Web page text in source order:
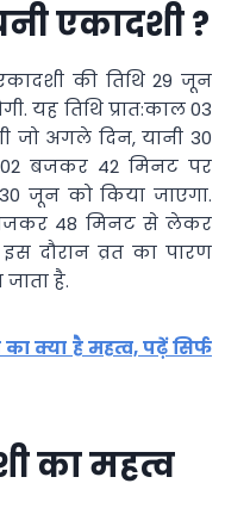
एकादशी ?
की तिथि 29 जून
यह तिथि प्रात:काल 03
जो अगले दिन, यानी 30
बजकर 42 मिनट पर
30 जून को किया जाएगा.
48 मिनट से लेकर
दौरान व्रत का पारण
है.
क्या है महत्व, पढ़ें सिर्फ
का महत्व